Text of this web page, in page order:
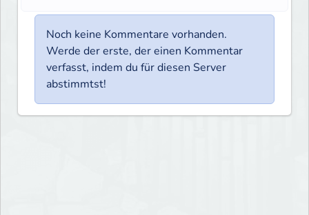
Noch keine Kommentare vorhanden.
Werde der erste, der einen Kommentar
verfasst, indem du für diesen Server
abstimmtst!